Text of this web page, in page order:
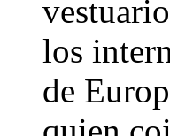
los
de